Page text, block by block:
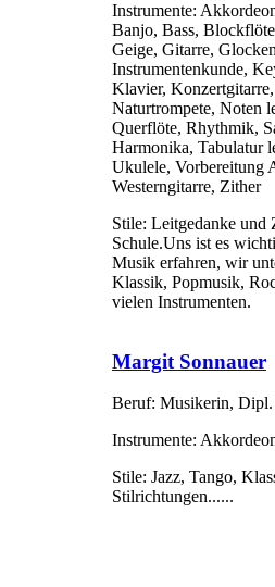
Instrumente:
Banjo, Bass,
Geige, Gitarre,
Instrumentenkunde,
Klavier,
Naturtrompete, Noten
Querflöte, Rhythmik,
Harmonika, Tabulatur
Ukulele, Vorbereitung
Westerngitarre, Zither
Stile: Leitgedanke und
Schule.Uns ist es
Musik erfahren, wir
Klassik, Popmusik,
vielen Instrumenten.
Margit Sonnauer
Beruf: Musikerin, Dipl.
Instrumente:
Stile: Jazz, Tango,
Stilrichtungen......